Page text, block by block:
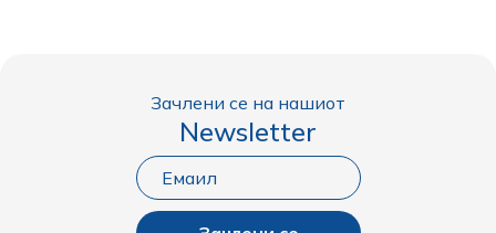
Зачлени се на нашиот
Newsletter